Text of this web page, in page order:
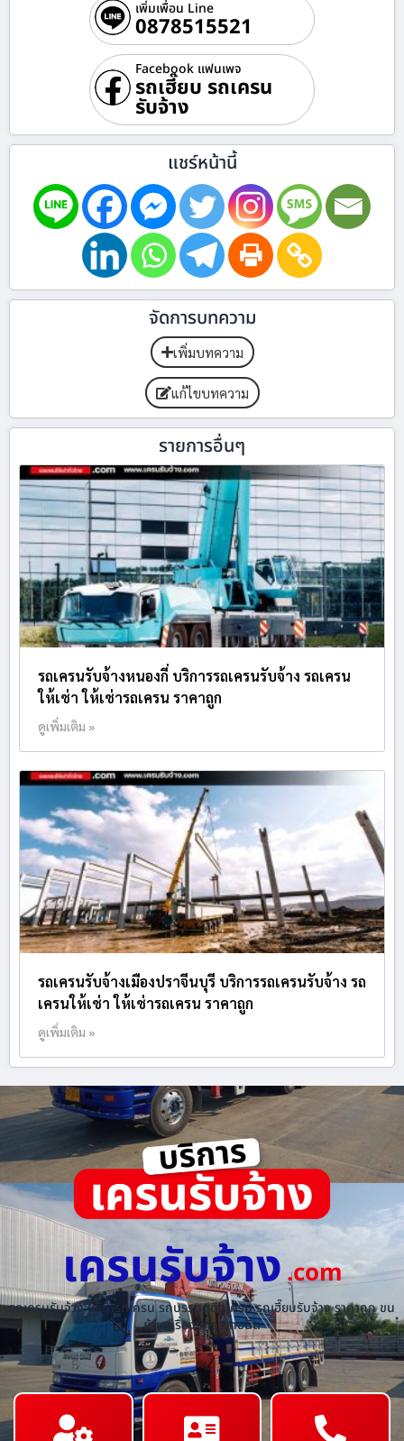
เพิ่มเพื่อน Line
0878515521
Facebook แฟนเพจ
รถเฮี๊ยบ รถเครน
รับจ้าง
แชร์หน้านี้
จัดการบทความ
เพิ่มบทความ
แก้ไขบทความ
รายการอื่นๆ
รถเครนรับจ้างหนองกี่ บริการรถเครนรับจ้าง รถเครน
ให้เช่า ให้เช่ารถเครน ราคาถูก
ดูเพิ่มเติม »
รถเครนรับจ้างเมืองปราจีนบุรี บริการรถเครนรับจ้าง รถ
เครนให้เช่า ให้เช่ารถเครน ราคาถูก
ดูเพิ่มเติม »
เครนรับจ้าง.com
รถเครนรับจ้าง ให้เช่ารถเครน รถบรรทุกติดเครน รถเฮี๊ยบรับจ้าง ราคาถูก ขน
ย้ายเครื่องจักร ทุกชนิด